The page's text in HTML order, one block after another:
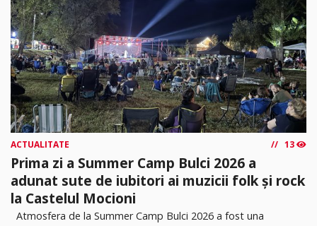
ACTUALITATE 13
Prima zi a Summer Camp Bulci 2026 a
adunat sute de iubitori ai muzicii folk și rock
la Castelul Mocioni
Atmosfera de la Summer Camp Bulci 2026 a fost una